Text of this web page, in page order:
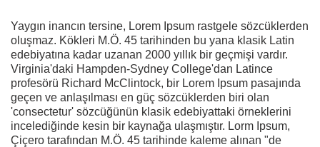
Yaygın inancın tersine, Lorem Ipsum rastgele sözcüklerden
oluşmaz. Kökleri M.Ö. 45 tarihinden bu yana klasik Latin
edebiyatına kadar uzanan 2000 yıllık bir geçmişi vardır.
Virginia'daki Hampden-Sydney College'dan Latince
profesörü Richard McClintock, bir Lorem Ipsum pasajında
geçen ve anlaşılması en güç sözcüklerden biri olan
'consectetur' sözcüğünün klasik edebiyattaki örneklerini
incelediğinde kesin bir kaynağa ulaşmıştır. Lorm Ipsum,
Çiçero tarafından M.Ö. 45 tarihinde kaleme alınan "de